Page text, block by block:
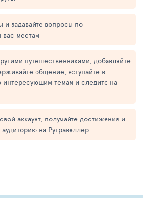
и задавайте вопросы по
местам
путешественниками, добавляйте
общение, вступайте в
интересующим темам и следите на
аккаунт, получайте достижения и
на Рутравеллер